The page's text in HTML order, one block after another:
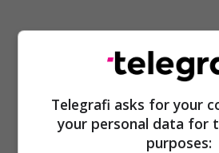
Telegrafi asks for your
your personal data for
purposes: